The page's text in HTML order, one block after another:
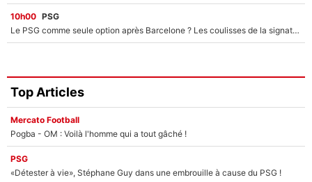
10h00 PSG
Le PSG comme seule option après Barcelone ? Les coulisses de la signature historique de Lionel Messi sont révélées au grand jour !
Top Articles
Mercato Football
Pogba - OM : Voilà l'homme qui a tout gâché !
PSG
«Détester à vie», Stéphane Guy dans une embrouille à cause du PSG !